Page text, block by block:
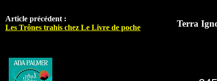
Article précédent :
Les Trônes trahis chez Le Livre de poche
Terra